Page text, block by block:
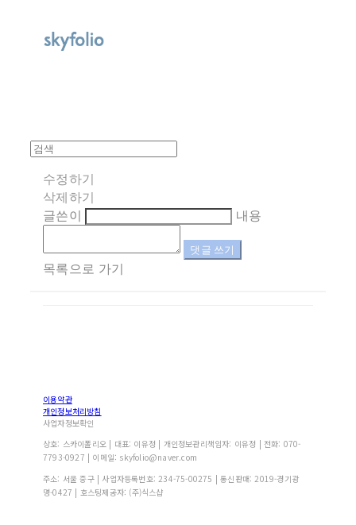
수정하기
삭제하기
글쓴이
내용
댓글 쓰기
목록으로 가기
이용약관
개인정보처리방침
사업자정보확인
상호: 스카이폴리오 | 대표: 이유정 | 개인정보관리책임자: 이유정 | 전화: 070-
7793-0927 | 이메일: skyfolio@naver.com
주소: 서울 중구 | 사업자등록번호: 234-75-00275 | 통신판매: 2019-경기광
명-0427 | 호스팅제공자: (주)식스샵